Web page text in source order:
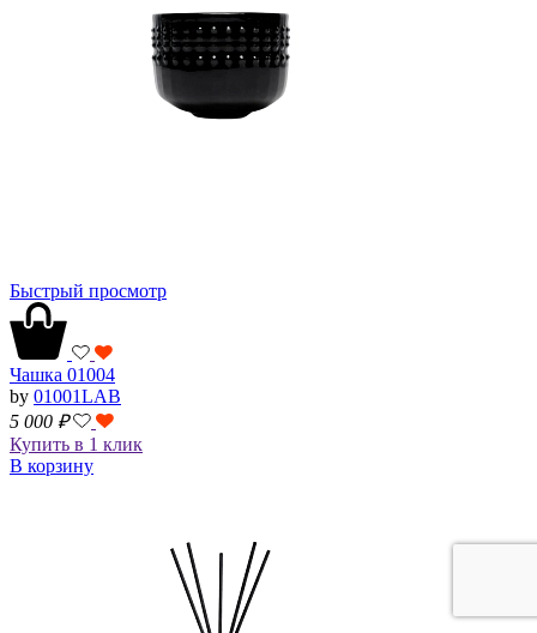
Быстрый просмотр
Чашка 01004
by 01001LAB
5 000 ₽
Купить в 1 клик
В корзину